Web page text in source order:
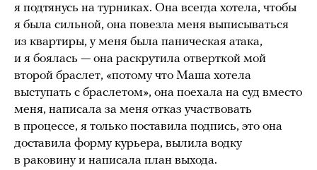
я подтянусь на турниках. Она всегда хотела, чтобы
я была сильной, она повезла меня выписываться
из квартиры, у меня была паническая атака,
и я боялась — она раскрутила отверткой мой
второй браслет, «потому что Маша хотела
выступать с браслетом», она поехала на суд вместо
меня, написала за меня отказ участвовать
в процессе, я только поставила подпись, это она
доставила форму курьера, вылила водку
в раковину и написала план выхода.